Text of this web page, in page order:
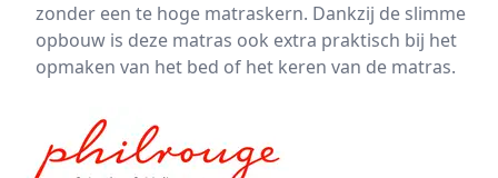
zonder een te hoge matraskern. Dankzij de slimme
opbouw is deze matras ook extra praktisch bij het
opmaken van het bed of het keren van de matras.